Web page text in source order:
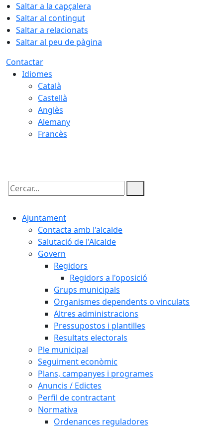
Saltar a la capçalera
Saltar al contingut
Saltar a relacionats
Saltar al peu de pàgina
Contactar
Idiomes
Català
Castellà
Anglès
Alemany
Francès
Cercar:
Ajuntament
Contacta amb l'alcalde
Salutació de l'Alcalde
Govern
Regidors
Regidors a l'oposició
Grups municipals
Organismes dependents o vinculats
Altres administracions
Pressupostos i plantilles
Resultats electorals
Ple municipal
Seguiment econòmic
Plans, campanyes i programes
Anuncis / Edictes
Perfil de contractant
Normativa
Ordenances reguladores